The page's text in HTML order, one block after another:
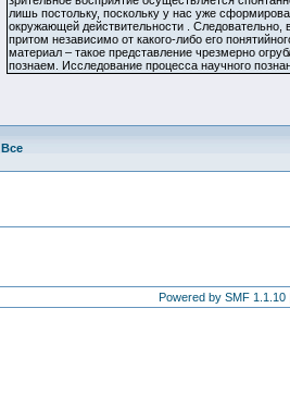
лишь постольку, поскольку у нас уже
окружающей действительности .
притом независимо от какого-либо его
материал – такое представление чрезмерно
познаем. Исследование процесса научного
Все
Powered by SMF 1.1.10